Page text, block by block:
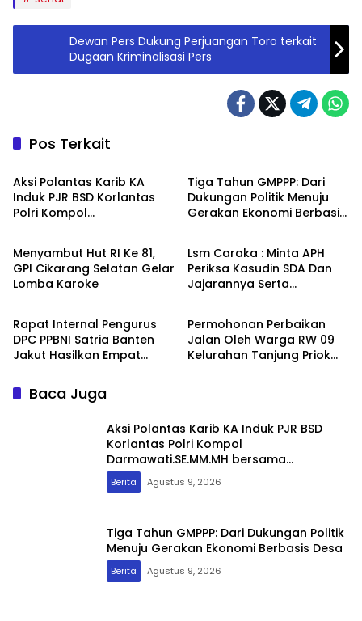
Dewan Pers Dukung Perjuangan Toro terkait
Dugaan Kriminalisasi Pers
Pos Terkait
Berita
Aksi Polantas Karib KA
Induk PJR BSD Korlantas
Polri Kompol
Membagikan Bendera
Merah Putih Berserta
Tiangnya
Tiga Tahun GMPPP: Dari
Dukungan Politik Menuju
Gerakan Ekonomi Berbasis
Berita
Menyambut Hut RI Ke 81,
GPI Cikarang Selatan Gelar
Lomba Karoke
Berita
Lsm Caraka : Minta APH
Periksa Kasudin SDA Dan
Jajarannya Serta
Berita
Rapat Internal Pengurus
DPC PPBNI Satria Banten
Jakut Hasilkan Empat
Berita
Permohonan Perbaikan
Jalan Oleh Warga RW 09
Kelurahan Tanjung Priok
Baca Juga
Aksi Polantas Karib KA Induk PJR BSD
Korlantas Polri Kompol
Darmawati.SE.MM.MH bersama
Personilnya Membagikan Bendera Merah
Putih Berserta Tiangnya
Berita Agustus 9, 2026
Tiga Tahun GMPPP: Dari Dukungan Politik
Menuju Gerakan Ekonomi Berbasis Desa
Berita Agustus 9, 2026